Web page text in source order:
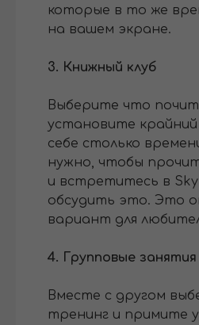
которые в то же
на вашем экране.
3. Книжный клуб
Выберите что
установите
себе столько
нужно, чтобы
и встретитесь в
обсудить это. Это
вариант для
4. Групповые
Вместе с другом
тренинг и примите